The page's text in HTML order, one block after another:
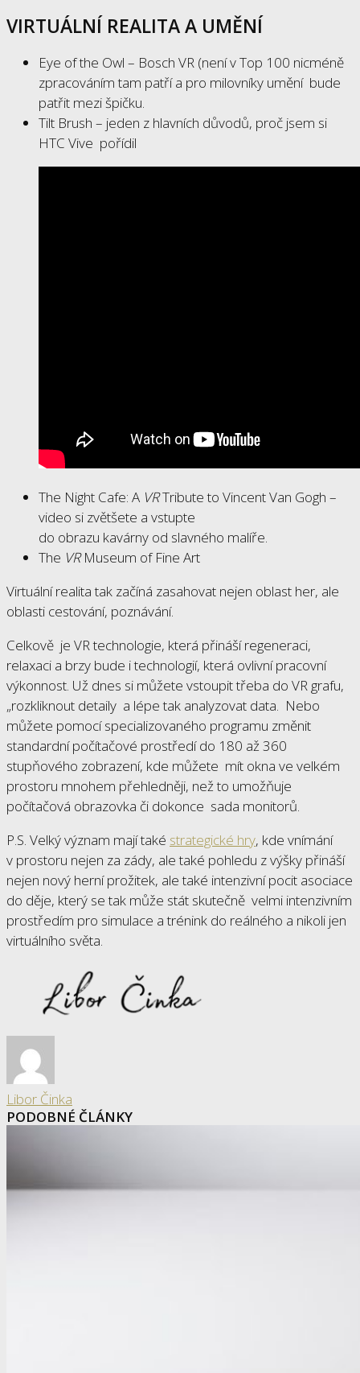
VIRTUÁLNÍ REALITA A UMĚNÍ
Eye of the Owl – Bosch VR (není v Top 100 nicméně
zpracováním tam patří a pro milovníky umění bude
patřit mezi špičku.
Tilt Brush – jeden z hlavních důvodů, proč jsem si
HTC Vive pořídil
The Night Cafe: A VRTribute to Vincent Van Gogh –
video si zvětšete a vstupte
do obrazu kavárny od slavného malíře.
The VRMuseum of Fine Art
Virtuální realita tak začíná zasahovat nejen oblast her, ale
oblasti cestování, poznávání.
Celkově je VR technologie, která přináší regeneraci,
relaxaci a brzy bude i technologií, která ovlivní pracovní
výkonnost. Už dnes si můžete vstoupit třeba do VR grafu,
„rozkliknout detaily a lépe tak analyzovat data. Nebo
můžete pomocí specializovaného programu změnit
standardní počítačové prostředí do 180 až 360
stupňového zobrazení, kde můžete mít okna ve velkém
prostoru mnohem přehledněji, než to umožňuje
počítačová obrazovka či dokonce sada monitorů.
P.S. Velký význam mají také strategické hry, kde vnímání
v prostoru nejen za zády, ale také pohledu z výšky přináší
nejen nový herní prožitek, ale také intenzivní pocit asociace
do děje, který se tak může stát skutečně velmi intenzivním
prostředím pro simulace a trénink do reálného a nikoli jen
virtuálního světa.
Libor Činka
PODOBNÉ ČLÁNKY